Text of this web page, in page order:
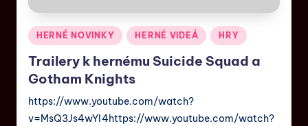
HERNÉ NOVINKY HERNÉ VIDEÁ HRY
Trailery k hernému Suicide Squad a
Gotham Knights
https://www.youtube.com/watch?
v=MsQ3Js4wYI4https://www.youtube.com/watch?